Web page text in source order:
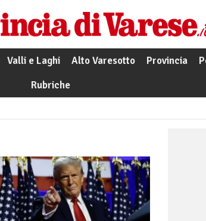
Valli e Laghi Alto Varesotto Provincia
Rubriche